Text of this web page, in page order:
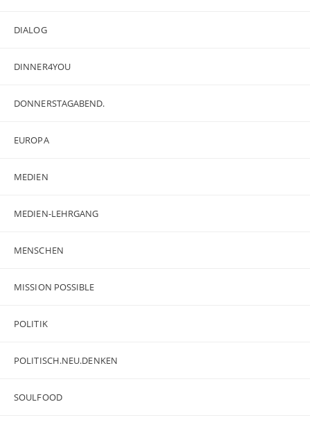
DIALOG
DINNER4YOU
DONNERSTAGABEND.
EUROPA
MEDIEN
MEDIEN-LEHRGANG
MENSCHEN
MISSION POSSIBLE
POLITIK
POLITISCH.NEU.DENKEN
SOULFOOD